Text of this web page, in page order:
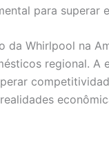
para superar
da Whirlpool na
regional. A